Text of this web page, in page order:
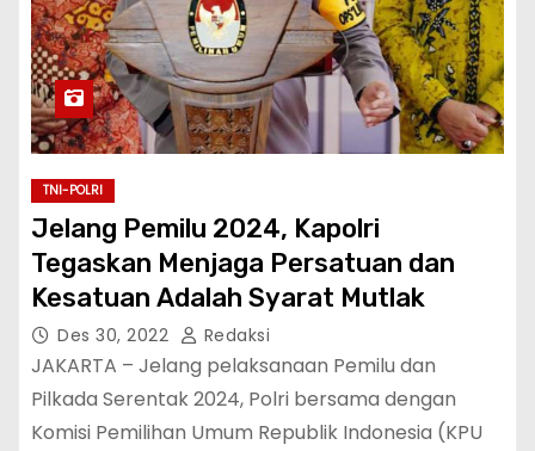
TNI-POLRI
Jelang Pemilu 2024, Kapolri
Tegaskan Menjaga Persatuan dan
Kesatuan Adalah Syarat Mutlak
Des 30, 2022 Redaksi
JAKARTA – Jelang pelaksanaan Pemilu dan
Pilkada Serentak 2024, Polri bersama dengan
Komisi Pemilihan Umum Republik Indonesia (KPU